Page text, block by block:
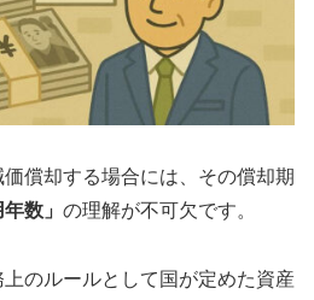
償却する場合には、その償却期
数」 の理解が不可欠です。
のルールとして国が定めた資産